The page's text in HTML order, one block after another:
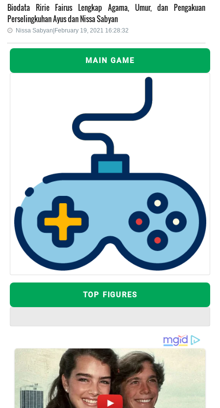
Biodata Ririe Fairus Lengkap Agama, Umur, dan Pengakuan
Perselingkuhan Ayus dan Nissa Sabyan
Nissa Sabyan|February 19, 2021 16:28:32
MAIN GAME
TOP FIGURES